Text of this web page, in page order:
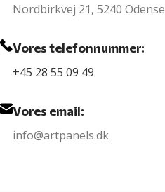
Nordbirkvej 21, 5240 Odense
Vores telefonnummer:
+45 28 55 09 49
Vores email:
info@artpanels.dk